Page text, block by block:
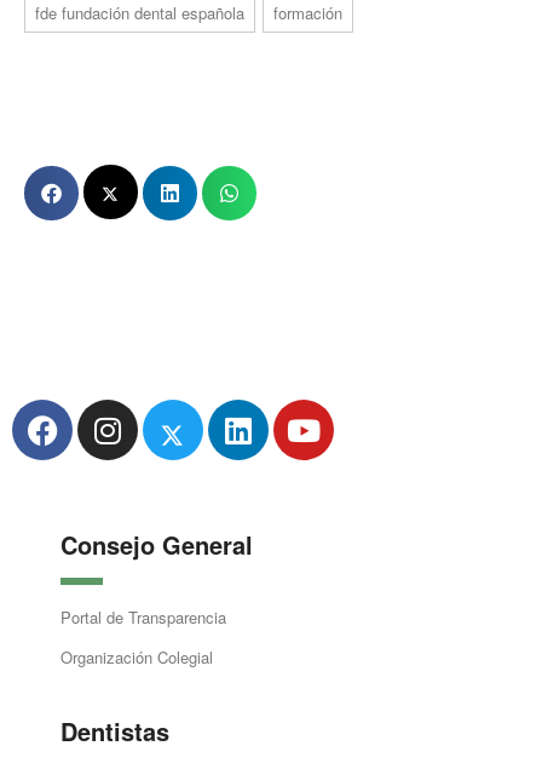
fde fundación dental española formación
Consejo General
Portal de Transparencia
Organización Colegial
Dentistas